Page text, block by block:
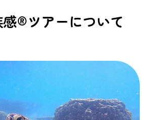
®ツアーについて